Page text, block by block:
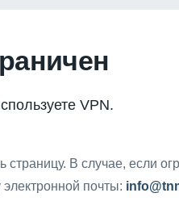
VPN.
страницу. В случае, если
почты: